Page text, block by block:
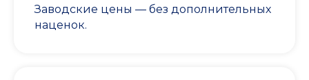
Заводские цены — без дополнительных
наценок.